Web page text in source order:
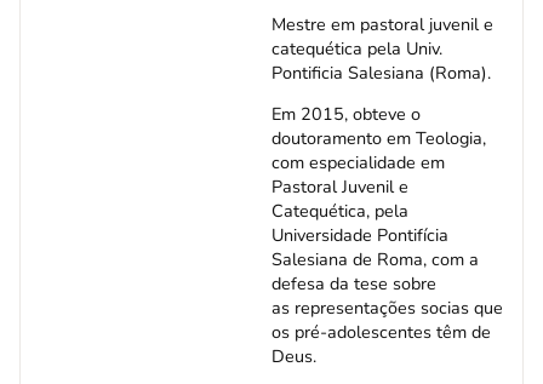
Mestre em pastoral juvenil e
catequética pela Univ.
Pontificia Salesiana (Roma).
Em 2015, obteve o
doutoramento em Teologia,
com especialidade em
Pastoral Juvenil e
Catequética, pela
Universidade Pontifícia
Salesiana de Roma, com a
defesa da tese sobre
as representações socias que
os pré-adolescentes têm de
Deus.